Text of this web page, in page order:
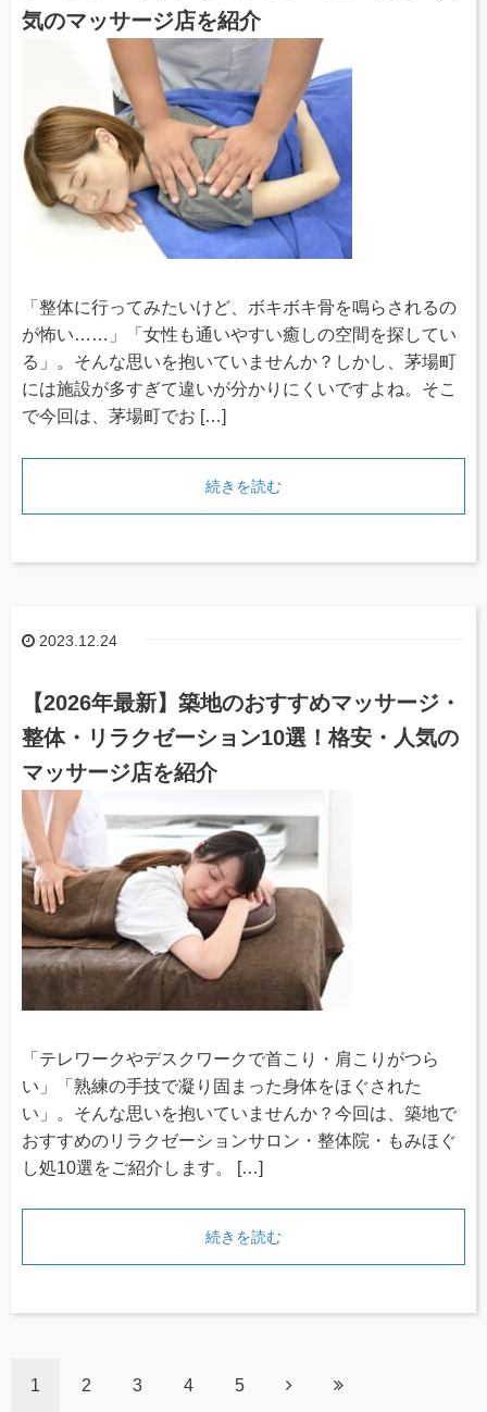
気のマッサージ店を紹介
「整体に行ってみたいけど、ボキボキ骨を鳴らされるの
が怖い……」「女性も通いやすい癒しの空間を探してい
る」。そんな思いを抱いていませんか？しかし、茅場町
には施設が多すぎて違いが分かりにくいですよね。そこ
で今回は、茅場町でお […]
続きを読む
2023.12.24
【2026年最新】築地のおすすめマッサージ・
整体・リラクゼーション10選！格安・人気の
マッサージ店を紹介
「テレワークやデスクワークで首こり・肩こりがつら
い」「熟練の手技で凝り固まった身体をほぐされた
い」。そんな思いを抱いていませんか？今回は、築地で
おすすめのリラクゼーションサロン・整体院・もみほぐ
し処10選をご紹介します。 […]
続きを読む
1 2 3 4 5